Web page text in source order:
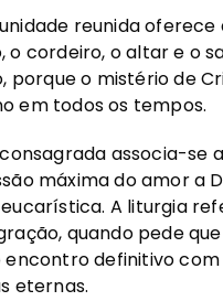
reunida
o cordeiro, o altar e o
porque o mistério de
em todos os tempos.
associa-se
máxima do amor a
A liturgia
quando pede
encontro definitivo com
eternas.